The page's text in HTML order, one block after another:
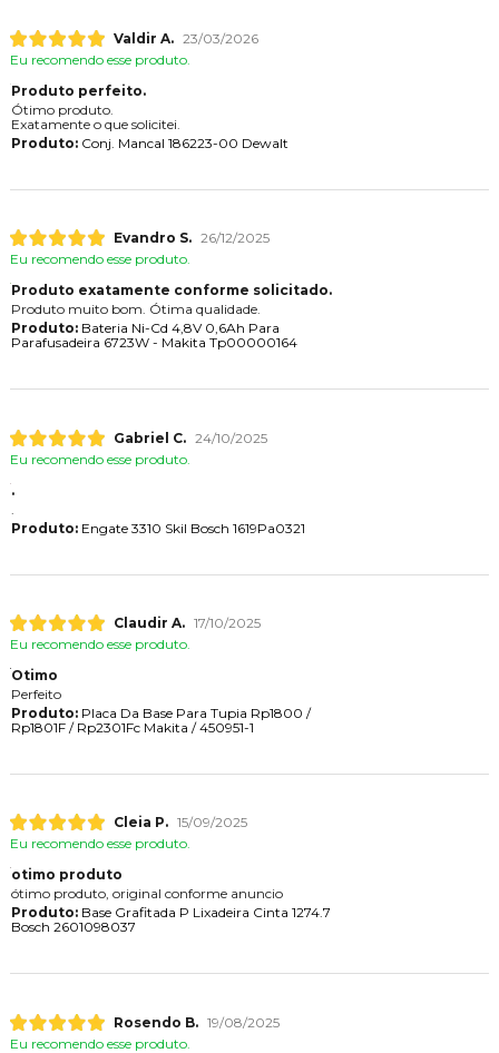
Valdir A. 23/03/2026
Eu recomendo esse produto.
Produto perfeito.
Ótimo produto.
Exatamente o que solicitei.
Produto:Conj. Mancal 186223-00 Dewalt
Evandro S. 26/12/2025
Eu recomendo esse produto.
Produto exatamente conforme solicitado.
Produto muito bom. Ótima qualidade.
Produto:Bateria Ni-Cd 4,8V 0,6Ah Para
Parafusadeira 6723W - Makita Tp00000164
Gabriel C. 24/10/2025
Eu recomendo esse produto.
.
Produto:Engate 3310 Skil Bosch 1619Pa0321
Claudir A. 17/10/2025
Eu recomendo esse produto.
Otimo
Perfeito
Produto:Placa Da Base Para Tupia Rp1800 /
Rp1801F / Rp2301Fc Makita / 450951-1
Cleia P. 15/09/2025
Eu recomendo esse produto.
otimo produto
ótimo produto, original conforme anuncio
Produto:Base Grafitada P Lixadeira Cinta 1274.7
Bosch 2601098037
Rosendo B. 19/08/2025
Eu recomendo esse produto.